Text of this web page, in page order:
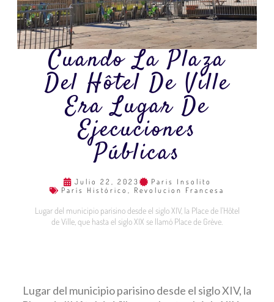
Cuando La Plaza
Del Hôtel De Ville
Era Lugar De
Ejecuciones
Públicas
Julio 22, 2023
Paris Insolito
París Histórico
Revolucion Francesa
Lugar del municipio parisino desde el siglo XIV, la Place de l’Hôtel
de Ville, que hasta el siglo XIX se llamó Place de Grève.
Lugar del municipio parisino desde el siglo XIV, la